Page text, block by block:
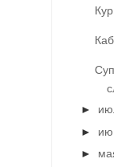
►
►
►